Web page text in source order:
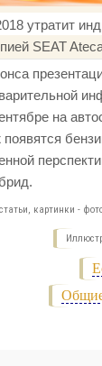
на
появятся
картинки -